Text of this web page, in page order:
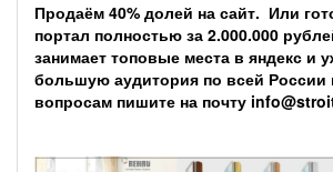
Продаём 40% долей на сайт. Или
портал полностью за 2.000.000
занимает топовые места в яндекс и
большую аудитория по всей
вопросам пишите на почту